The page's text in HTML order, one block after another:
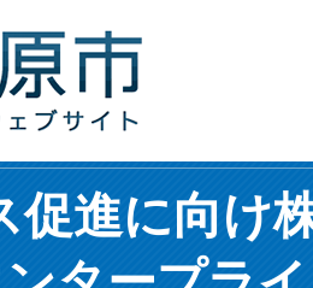
促進に向け